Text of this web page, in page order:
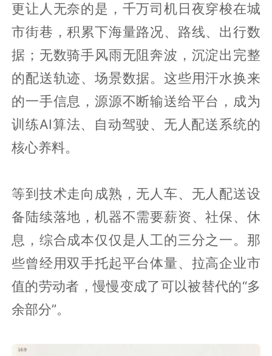
更让人无奈的是，千万司机日夜穿梭在城
市街巷，积累下海量路况、路线、出行数
据；无数骑手风雨无阻奔波，沉淀出完整
的配送轨迹、场景数据。这些用汗水换来
的一手信息，源源不断输送给平台，成为
训练AI算法、自动驾驶、无人配送系统的
核心养料。
等到技术走向成熟，无人车、无人配送设
备陆续落地，机器不需要薪资、社保、休
息，综合成本仅仅是人工的三分之一。那
些曾经用双手托起平台体量、拉高企业市
值的劳动者，慢慢变成了可以被替代的“多
余部分”。